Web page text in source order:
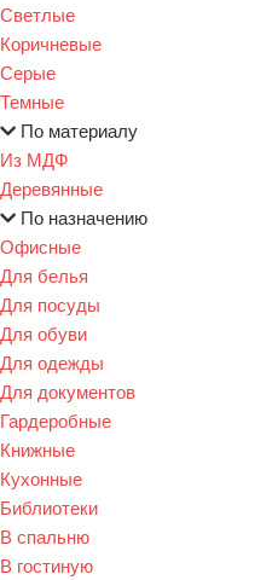
Светлые
Коричневые
Серые
Темные
По материалу
Из МДФ
Деревянные
По назначению
Офисные
Для белья
Для посуды
Для обуви
Для одежды
Для документов
Гардеробные
Книжные
Кухонные
Библиотеки
В спальню
В гостиную